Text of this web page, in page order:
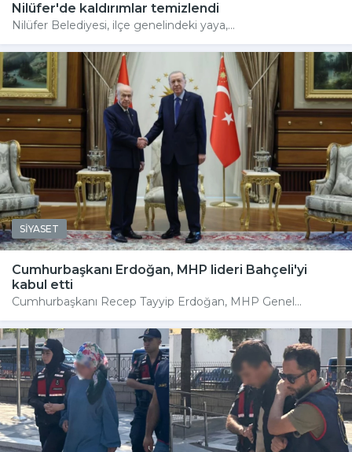
Nilüfer'de kaldırımlar temizlendi
Nilüfer Belediyesi, ilçe genelindeki yaya,...
SİYASET
Cumhurbaşkanı Erdoğan, MHP lideri Bahçeli'yi
kabul etti
Cumhurbaşkanı Recep Tayyip Erdoğan, MHP Genel...